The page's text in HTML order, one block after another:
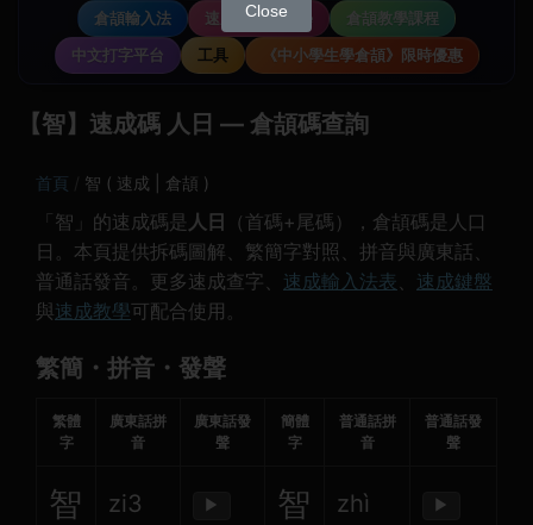
倉頡輸入法
速成輸入法教學
倉頡教學課程
中文打字平台
工具 《中小學生學倉頡》限時優惠
【智】速成碼 人日 — 倉頡碼查詢
首頁 智 ( 速成 | 倉頡 )
「智」的速成碼是 人日
（首碼+尾碼），倉頡碼是人口
日。本頁提供拆碼圖解、繁簡字對照、拼音與廣東話、
普通話發音。更多速成查字、 速成輸入法表、 速成鍵盤
與速成教學可配合使用。
繁簡・拼音・發聲
繁體
字
廣東話拼
音
廣東話發
聲
簡體
字
普通話拼
音
普通話發
聲
智 zi3 ▶ 智 zhì ▶
Close